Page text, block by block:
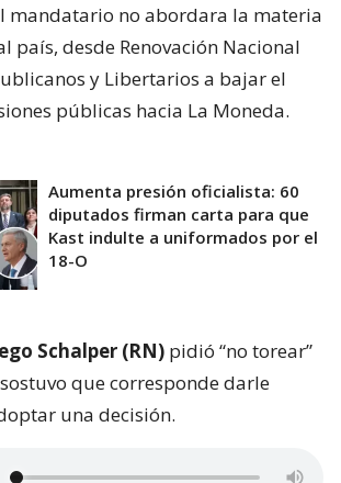
mandatario no abordara la materia
país, desde Renovación Nacional
y Libertarios a bajar el
públicas hacia La Moneda.
Aumenta presión oficialista: 60
diputados firman carta para que
Kast indulte a uniformados por el
18-O
Schalper (RN) pidió “no torear”
que corresponde darle
una decisión.